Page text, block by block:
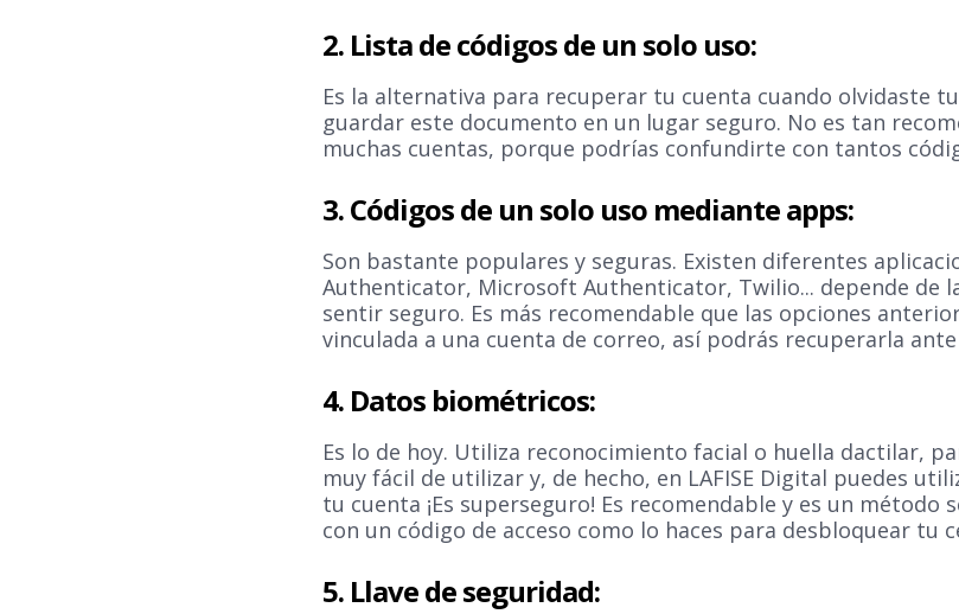
2. Lista de códigos de un solo uso:
Es la alternativa para recuperar tu cuenta cuando olvidaste
guardar este documento en un lugar seguro. No es tan
muchas cuentas, porque podrías confundirte con tantos
3. Códigos de un solo uso mediante apps:
Son bastante populares y seguras. Existen diferentes
Authenticator, Microsoft Authenticator, Twilio... depende de
sentir seguro. Es más recomendable que las opciones
vinculada a una cuenta de correo, así podrás recuperarla
4. Datos biométricos:
Es lo de hoy. Utiliza reconocimiento facial o huella dactilar,
muy fácil de utilizar y, de hecho, en LAFISE Digital puedes
tu cuenta ¡Es superseguro! Es recomendable y es un
con un código de acceso como lo haces para desbloquear tu
5. Llave de seguridad: